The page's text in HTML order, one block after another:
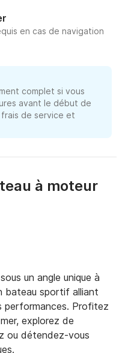
en cas de navigation
complet si vous
avant le début de
de service et
à moteur
un angle unique à
bateau sportif alliant
Profitez
explorez de
ou détendez-vous